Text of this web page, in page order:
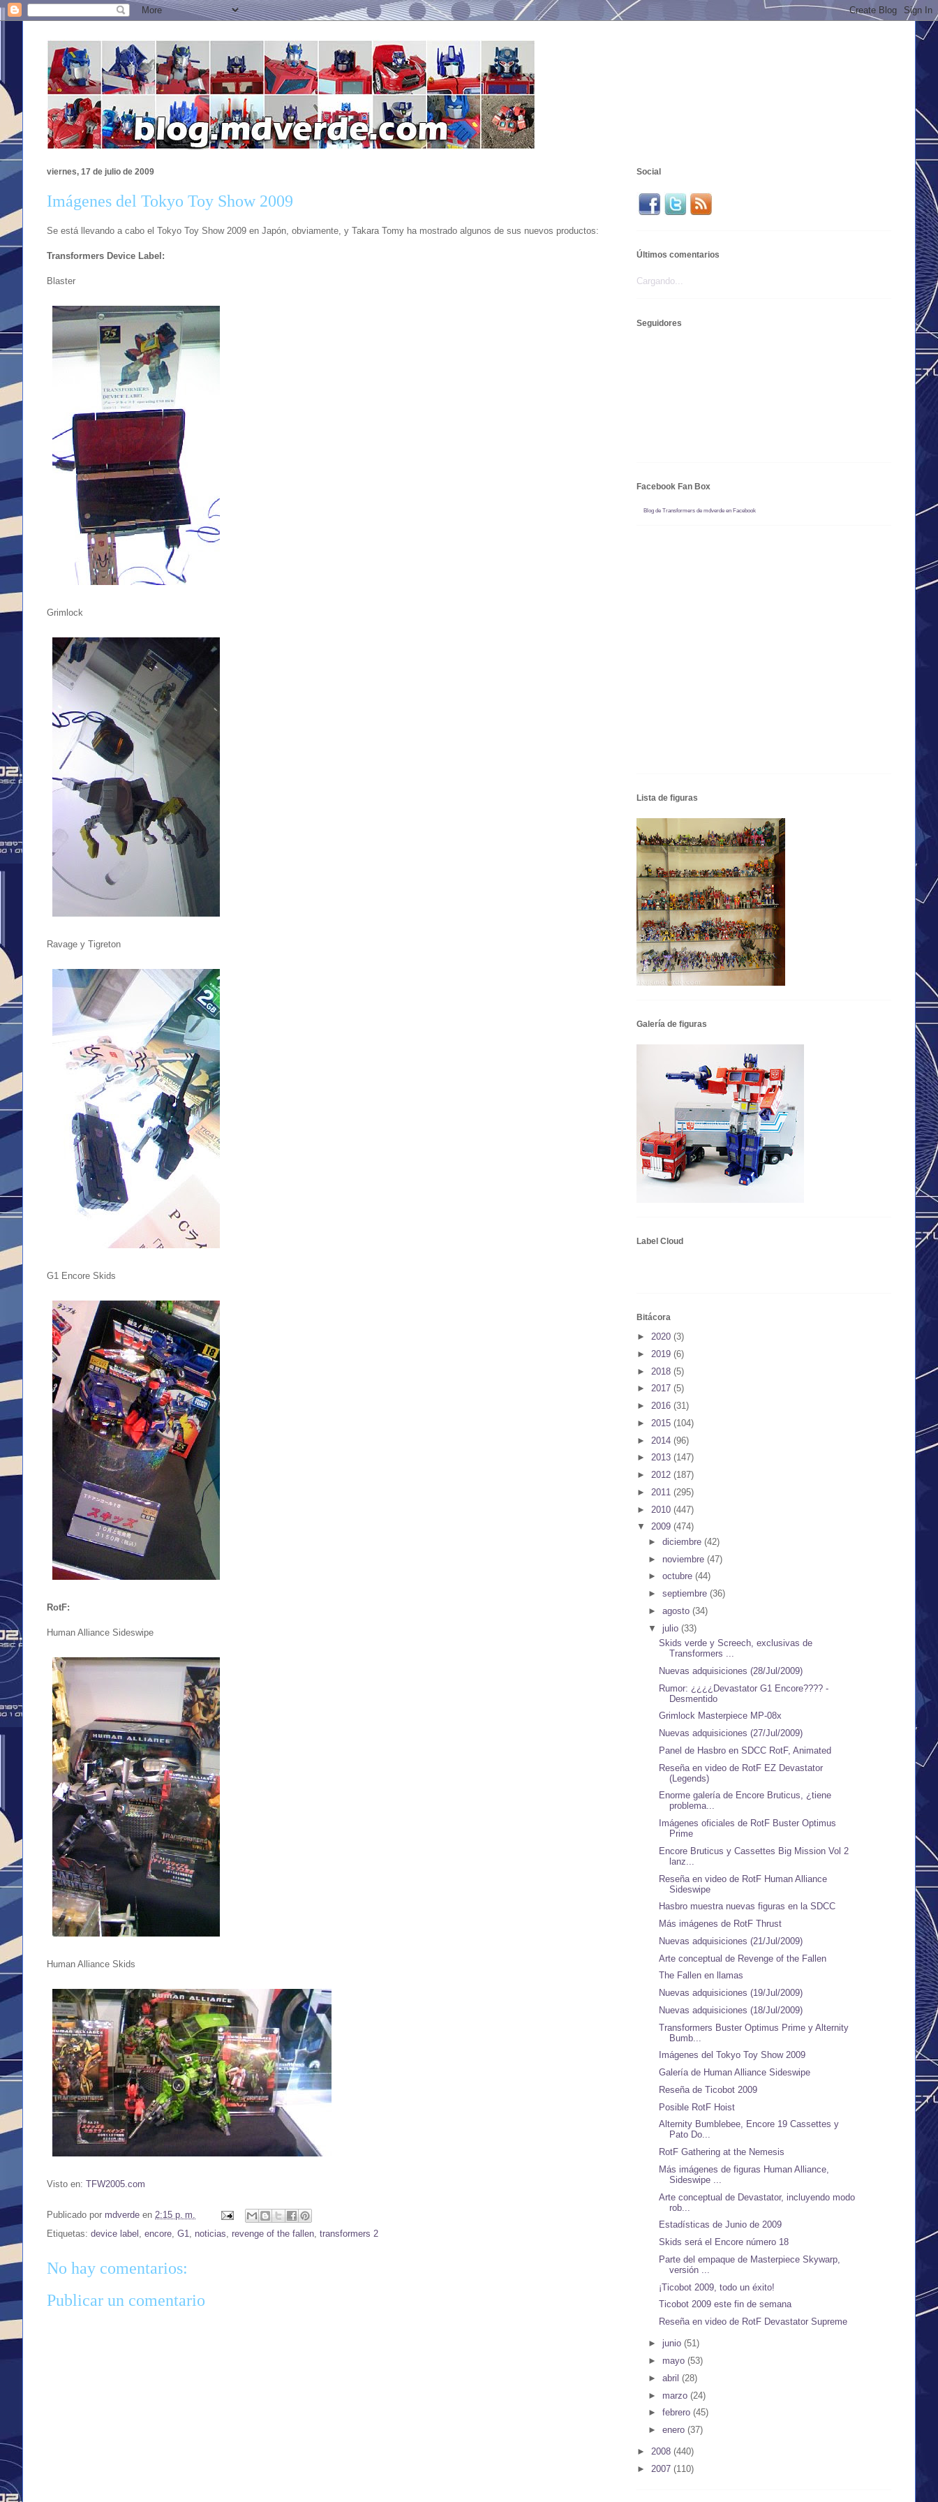
viernes, 17 de julio de 2009
Imágenes del Tokyo Toy Show 2009
Se está llevando a cabo el Tokyo Toy Show 2009 en Japón, obviamente, y Takara Tomy ha mostrado algunos de sus nuevos productos:
Transformers Device Label:
Blaster
Grimlock
Ravage y Tigreton
G1 Encore Skids
RotF:
Human Alliance Sideswipe
Human Alliance Skids
Visto en: TFW2005.com
Publicado por mdverde en 2:15 p. m.
Etiquetas: device label encore G1 noticias revenge of the fallen transformers 2
No hay comentarios:
Publicar un comentario
Social
Últimos comentarios
Cargando...
Seguidores
Facebook Fan Box
Blog de Transformers de mdverde en Facebook
Lista de figuras
Galería de figuras
Label Cloud
Bitácora
► 2020 (3)
► 2019 (6)
► 2018 (5)
► 2017 (5)
► 2016 (31)
► 2015 (104)
► 2014 (96)
► 2013 (147)
► 2012 (187)
► 2011 (295)
► 2010 (447)
▼ 2009 (474)
► diciembre (42)
► noviembre (47)
► octubre (44)
► septiembre (36)
► agosto (34)
▼ julio (33)
Skids verde y Screech, exclusivas de
Transformers ...
Nuevas adquisiciones (28/Jul/2009)
Rumor: ¿¿¿¿Devastator G1 Encore???? -
Desmentido
Grimlock Masterpiece MP-08x
Nuevas adquisiciones (27/Jul/2009)
Panel de Hasbro en SDCC RotF, Animated
Reseña en video de RotF EZ Devastator
(Legends)
Enorme galería de Encore Bruticus, ¿tiene
problema...
Imágenes oficiales de RotF Buster Optimus
Prime
Encore Bruticus y Cassettes Big Mission Vol 2
lanz...
Reseña en video de RotF Human Alliance
Sideswipe
Hasbro muestra nuevas figuras en la SDCC
Más imágenes de RotF Thrust
Nuevas adquisiciones (21/Jul/2009)
Arte conceptual de Revenge of the Fallen
The Fallen en llamas
Nuevas adquisiciones (19/Jul/2009)
Nuevas adquisiciones (18/Jul/2009)
Transformers Buster Optimus Prime y Alternity
Bumb...
Imágenes del Tokyo Toy Show 2009
Galería de Human Alliance Sideswipe
Reseña de Ticobot 2009
Posible RotF Hoist
Alternity Bumblebee, Encore 19 Cassettes y
Pato Do...
RotF Gathering at the Nemesis
Más imágenes de figuras Human Alliance,
Sideswipe ...
Arte conceptual de Devastator, incluyendo modo
rob...
Estadísticas de Junio de 2009
Skids será el Encore número 18
Parte del empaque de Masterpiece Skywarp,
versión ...
¡Ticobot 2009, todo un éxito!
Ticobot 2009 este fin de semana
Reseña en video de RotF Devastator Supreme
► junio (51)
► mayo (53)
► abril (28)
► marzo (24)
► febrero (45)
► enero (37)
► 2008 (440)
► 2007 (110)